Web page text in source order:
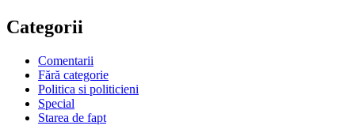
Categorii
Comentarii
Fără categorie
Politica si politicieni
Special
Starea de fapt